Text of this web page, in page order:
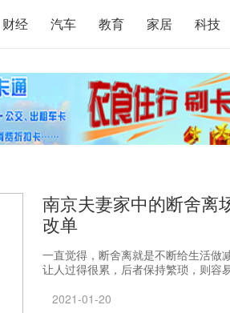
财经 汽车 教育 家居 科技
南京夫妻家中的断舍离
改单
一直觉得，断舍离就是不断给生活做
让人过得很累，后者保持繁琐，则容
2021-01-20